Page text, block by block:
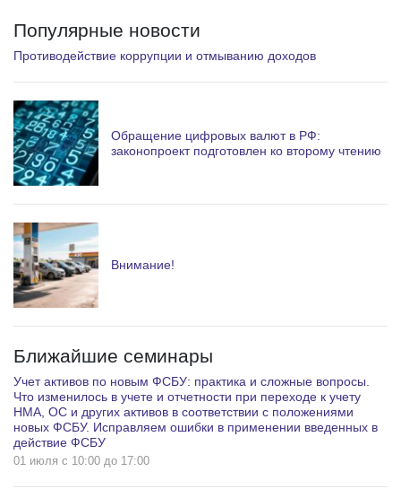
Популярные новости
Противодействие коррупции и отмыванию доходов
Обращение цифровых валют в РФ:
законопроект подготовлен ко второму чтению
Внимание!
Ближайшие семинары
Учет активов по новым ФСБУ: практика и сложные вопросы.
Что изменилось в учете и отчетности при переходе к учету
НМА, ОС и других активов в соответствии с положениями
новых ФСБУ. Исправляем ошибки в применении введенных в
действие ФСБУ
01 июля c 10:00 до 17:00